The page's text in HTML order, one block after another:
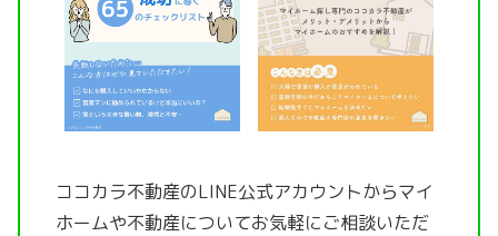
ココカラ不動産のLINE公式アカウントからマイ
ホームや不動産についてお気軽にご相談いただ